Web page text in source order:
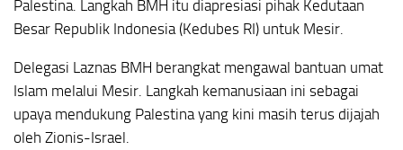
Palestina. Langkah BMH itu diapresiasi pihak Kedutaan
Besar Republik Indonesia (Kedubes RI) untuk Mesir.
Delegasi Laznas BMH berangkat mengawal bantuan umat
Islam melalui Mesir. Langkah kemanusiaan ini sebagai
upaya mendukung Palestina yang kini masih terus dijajah
oleh Zionis-Israel.